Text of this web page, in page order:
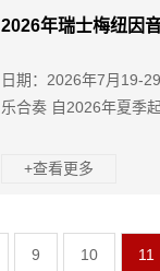
2026年瑞士梅纽因
日期：2026年7月19-
乐合奏 自2026年夏季
+查看更多
9 10 11